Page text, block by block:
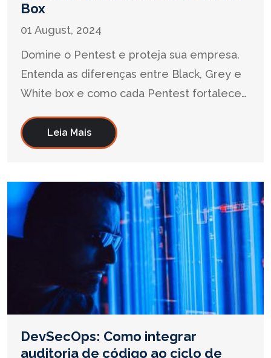
Box
01 August, 2024
Domine o Pentest e proteja sua empresa.
Entenda as diferenças entre Black, Grey e
White box e como cada Pentest fortalece
Leia Mais
DevSecOps: Como integrar
auditoria de código ao ciclo de